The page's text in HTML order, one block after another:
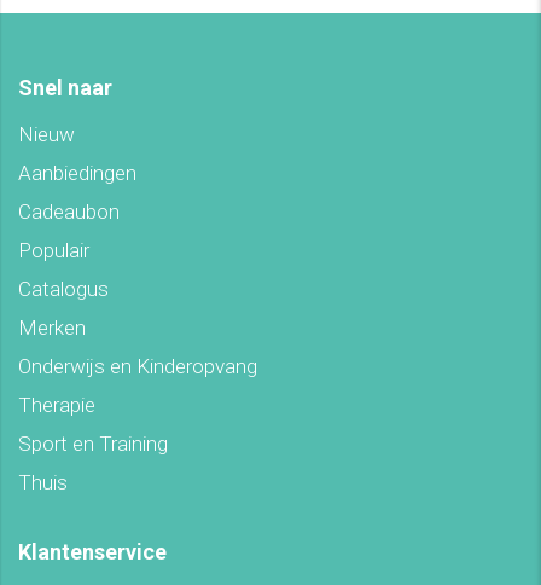
Snel naar
Nieuw
Aanbiedingen
Cadeaubon
Populair
Catalogus
Merken
Onderwijs en Kinderopvang
Therapie
Sport en Training
Thuis
Klantenservice